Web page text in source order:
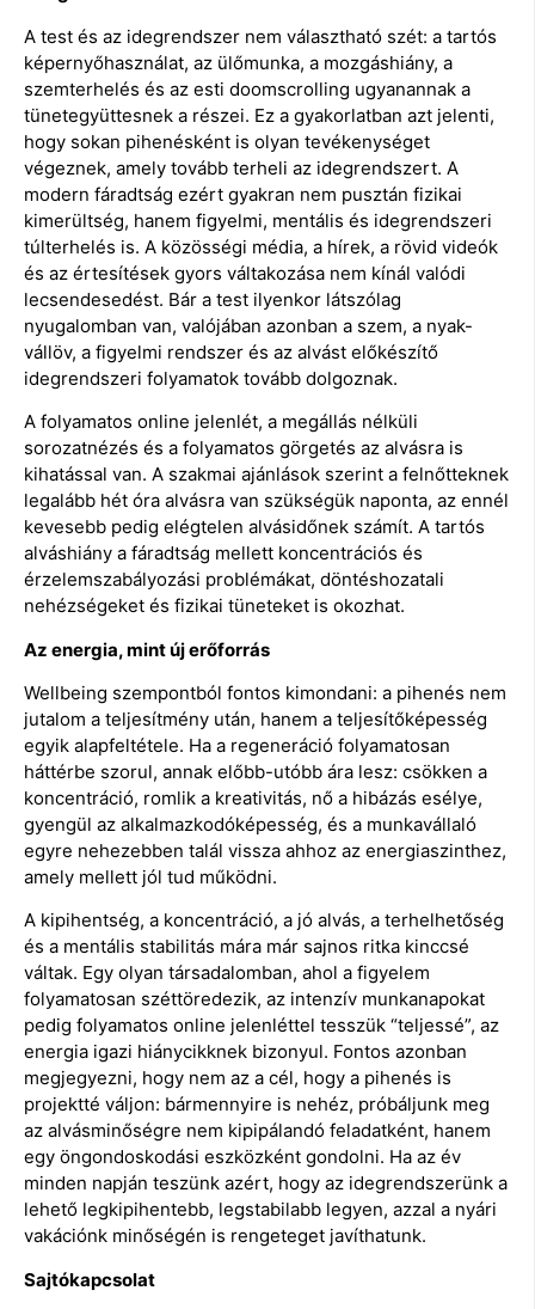
A test és az idegrendszer nem választható szét: a tartós
képernyőhasználat, az ülőmunka, a mozgáshiány, a
szemterhelés és az esti doomscrolling ugyanannak a
tünetegyüttesnek a részei. Ez a gyakorlatban azt jelenti,
hogy sokan pihenésként is olyan tevékenységet
végeznek, amely tovább terheli az idegrendszert. A
modern fáradtság ezért gyakran nem pusztán fizikai
kimerültség, hanem figyelmi, mentális és idegrendszeri
túlterhelés is. A közösségi média, a hírek, a rövid videók
és az értesítések gyors váltakozása nem kínál valódi
lecsendesedést. Bár a test ilyenkor látszólag
nyugalomban van, valójában azonban a szem, a nyak-
vállöv, a figyelmi rendszer és az alvást előkészítő
idegrendszeri folyamatok tovább dolgoznak.
A folyamatos online jelenlét, a megállás nélküli
sorozatnézés és a folyamatos görgetés az alvásra is
kihatással van. A szakmai ajánlások szerint a felnőtteknek
legalább hét óra alvásra van szükségük naponta, az ennél
kevesebb pedig elégtelen alvásidőnek számít. A tartós
alváshiány a fáradtság mellett koncentrációs és
érzelemszabályozási problémákat, döntéshozatali
nehézségeket és fizikai tüneteket is okozhat.
Az energia, mint új erőforrás
Wellbeing szempontból fontos kimondani: a pihenés nem
jutalom a teljesítmény után, hanem a teljesítőképesség
egyik alapfeltétele. Ha a regeneráció folyamatosan
háttérbe szorul, annak előbb-utóbb ára lesz: csökken a
koncentráció, romlik a kreativitás, nő a hibázás esélye,
gyengül az alkalmazkodóképesség, és a munkavállaló
egyre nehezebben talál vissza ahhoz az energiaszinthez,
amely mellett jól tud működni.
A kipihentség, a koncentráció, a jó alvás, a terhelhetőség
és a mentális stabilitás mára már sajnos ritka kinccsé
váltak. Egy olyan társadalomban, ahol a figyelem
folyamatosan széttöredezik, az intenzív munkanapokat
pedig folyamatos online jelenléttel tesszük “teljessé”, az
energia igazi hiánycikknek bizonyul. Fontos azonban
megjegyezni, hogy nem az a cél, hogy a pihenés is
projektté váljon: bármennyire is nehéz, próbáljunk meg
az alvásminőségre nem kipipálandó feladatként, hanem
egy öngondoskodási eszközként gondolni. Ha az év
minden napján teszünk azért, hogy az idegrendszerünk a
lehető legkipihentebb, legstabilabb legyen, azzal a nyári
vakációnk minőségén is rengeteget javíthatunk.
Sajtókapcsolat